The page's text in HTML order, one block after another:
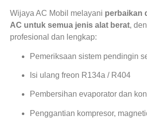
Wijaya AC Mobil melayani perbaikan
AC untuk semua jenis alat berat,
profesional dan lengkap:
Pemeriksaan sistem pendingin
Isi ulang freon R134a / R404
Pembersihan evaporator dan
Penggantian kompresor,